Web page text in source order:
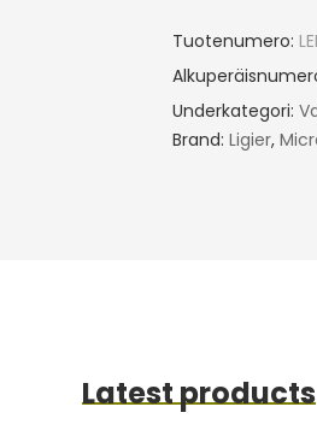
Tuotenumero:
Underkategori:
Brand: Ligier,
Latest products